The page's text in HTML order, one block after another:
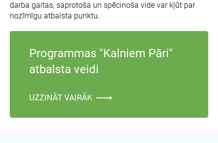
darba gaitas, saprotoša un spēcinoša vide var kļūt par
nozīmīgu atbalsta punktu.
Programmas "Kalniem Pāri"
atbalsta veidi
UZZINĀT VAIRĀK